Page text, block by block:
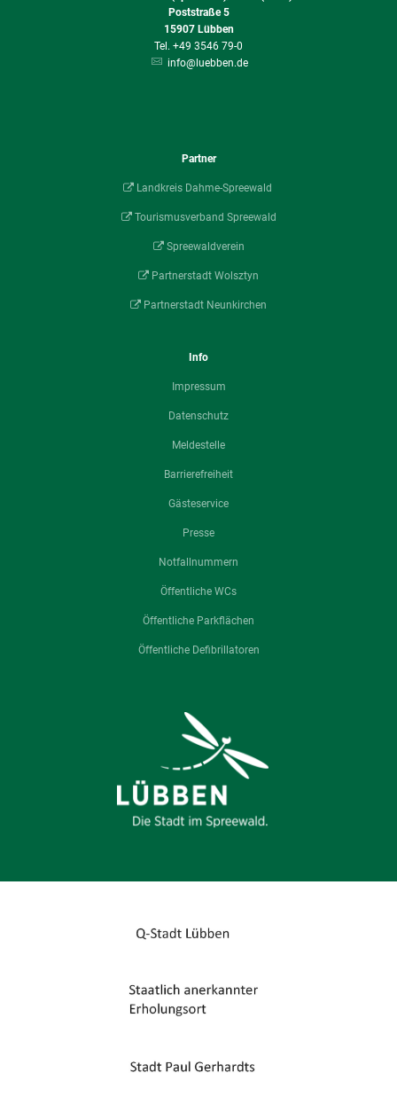
Poststraße 5
15907 Lübben
+49 3546 79-0
info@luebben.de
Partner
Landkreis Dahme-Spreewald
Tourismusverband Spreewald
Spreewaldverein
Partnerstadt Wolsztyn
Partnerstadt Neunkirchen
Info
Impressum
Datenschutz
Meldestelle
Barrierefreiheit
Gästeservice
Presse
Notfallnummern
Öffentliche WCs
Öffentliche Parkflächen
Öffentliche Defibrillatoren